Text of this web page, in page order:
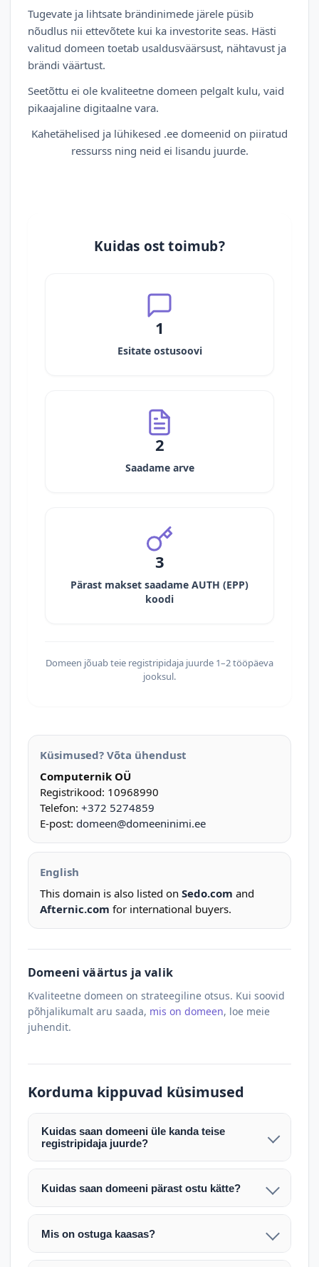
Tugevate ja lihtsate brändinimede järele püsib
nõudlus nii ettevõtete kui ka investorite seas. Hästi
valitud domeen toetab usaldusväärsust, nähtavust ja
brändi väärtust.
Seetõttu ei ole kvaliteetne domeen pelgalt kulu, vaid
pikaajaline digitaalne vara.
Kahetähelised ja lühikesed .ee domeenid on piiratud
ressurss ning neid ei lisandu juurde.
Kuidas ost toimub?
1
Esitate ostusoovi
2
Saadame arve
3
Pärast makset saadame AUTH (EPP)
koodi
Domeen jõuab teie registripidaja juurde 1–2 tööpäeva
jooksul.
Küsimused? Võta ühendust
Computernik OÜ
Registrikood: 10968990
Telefon: +372 5274859
E-post: domeen@domeeninimi.ee
English
This domain is also listed on Sedo.com and
Afternic.com for international buyers.
Domeeni väärtus ja valik
Kvaliteetne domeen on strateegiline otsus. Kui soovid
põhjalikumalt aru saada, mis on domeen, loe meie
juhendit.
Korduma kippuvad küsimused
Kuidas saan domeeni üle kanda teise
registripidaja juurde?
Pärast makse laekumist edastame teile domeeni
AUTH (EPP) koodi. Selle abil saate domeeni üle
Domeeni ülekandmine toimub registripidajate
tööpäeva. Täpsemad juhised saadetakse teile e-
Kuidas saan domeeni pärast ostu kätte?
Pärast ostu vormistamist väljastame arve.
Maksekinnituse järel edastame teile domeeni
enda valitud registripidaja juurde.
Mis on ostuga kaasas?
Ostuga kaasas on domeeninime omandiõigus.